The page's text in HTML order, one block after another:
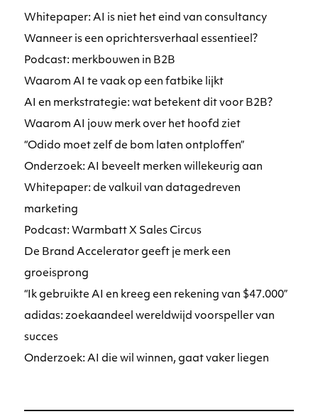
Whitepaper: AI is niet het eind van consultancy
Wanneer is een oprichtersverhaal essentieel?
Podcast: merkbouwen in B2B
Waarom AI te vaak op een fatbike lijkt
AI en merkstrategie: wat betekent dit voor B2B?
Waarom AI jouw merk over het hoofd ziet
“Odido moet zelf de bom laten ontploffen”
Onderzoek: AI beveelt merken willekeurig aan
Whitepaper: de valkuil van datagedreven
marketing
Podcast: Warmbatt X Sales Circus
De Brand Accelerator geeft je merk een
groeisprong
“Ik gebruikte AI en kreeg een rekening van $47.000”
adidas: zoekaandeel wereldwijd voorspeller van
succes
Onderzoek: AI die wil winnen, gaat vaker liegen